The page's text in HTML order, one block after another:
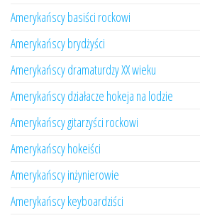
Amerykańscy basiści rockowi
Amerykańscy brydżyści
Amerykańscy dramaturdzy XX wieku
Amerykańscy działacze hokeja na lodzie
Amerykańscy gitarzyści rockowi
Amerykańscy hokeiści
Amerykańscy inżynierowie
Amerykańscy keyboardziści